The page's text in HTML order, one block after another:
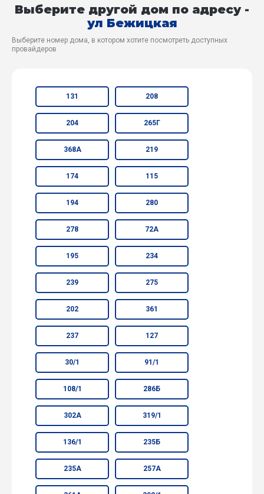
Выберите другой дом по адресу -
ул Бежицкая
Выберите номер дома, в котором хотите посмотреть доступных
провайдеров
131 208
204 265Г
368А 219
174 115
194 280
278 72А
195 234
239 275
202 361
237 127
30/1 91/1
108/1 286Б
302А 319/1
136/1 235Б
235А 257А